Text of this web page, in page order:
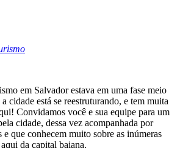
em Salvador estava em uma fase meio
cidade está se reestruturando, e tem muita
Convidamos você e sua equipe para um
cidade, dessa vez acompanhada por
e que conhecem muito sobre as inúmeras
da capital baiana.